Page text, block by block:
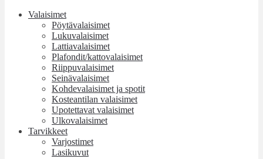
Valaisimet
Pöytävalaisimet
Lukuvalaisimet
Lattiavalaisimet
Plafondit/kattovalaisimet
Riippuvalaisimet
Seinävalaisimet
Kohdevalaisimet ja spotit
Kosteantilan valaisimet
Upotettavat valaisimet
Ulkovalaisimet
Tarvikkeet
Varjostimet
Lasikuvut